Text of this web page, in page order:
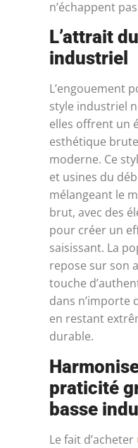
n’échappent
L’attrait
industriel
L’engouement
style industriel
elles offrent un
esthétique
moderne. Ce
et usines du
mélangeant le
brut, avec des
pour créer un
saisissant. La
repose sur son
touche
dans n’importe
en restant
durable.
praticité
basse
Le fait d’acheter